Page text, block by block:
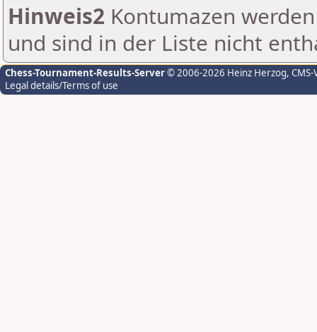
Hinweis2 Kontumazen
und sind in der Liste nicht
Chess-Tournament-Results-Server© 2006-2026 Heinz Herzog,
Legal details/Terms of use